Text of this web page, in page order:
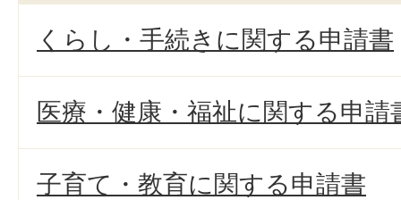
くらし・手続きに関する申請書
医療・健康・福祉に関する申請
子育て・教育に関する申請書